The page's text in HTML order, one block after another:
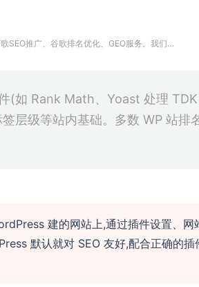
SEO推广、谷歌排名优化、GEO服务。我们擅
(如 Rank Math、Yoast 处理
层级等站内基础。多数 WP 站排
建的网站上,通过插件设置、
默认就对 SEO 友好,配合正确的